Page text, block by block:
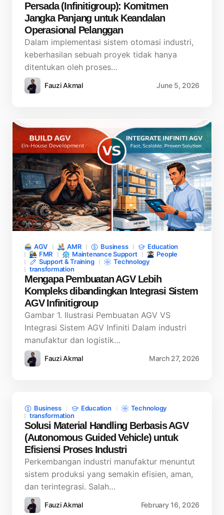
Persada (Infinitigroup): Komitmen
Jangka Panjang untuk Keandalan
Operasional Pelanggan
Dalam implementasi sistem otomasi industri,
keberhasilan sebuah proyek tidak hanya
ditentukan oleh proses…
Fauzi Akmal June 5, 2026
AGV AMR Business
Education
FMR
Maintenance Support
People
Support & Training
Technology
transformation
Mengapa Pembuatan AGV Lebih
Kompleks dibandingkan Integrasi Sistem
AGV Infinitigroup
Gambar 1. Ilustrasi Pembuatan AGV VS
Integrasi Sistem AGV Infiniti Dalam industri
manufaktur dan logistik…
Fauzi Akmal March 27, 2026
Business Education
Technology
transformation
Solusi Material Handling Berbasis AGV
(Autonomous Guided Vehicle) untuk
Efisiensi Proses Industri
Perkembangan industri manufaktur menuntut
sistem produksi yang semakin efisien, aman,
dan terintegrasi. Salah…
Fauzi Akmal February 16, 2026